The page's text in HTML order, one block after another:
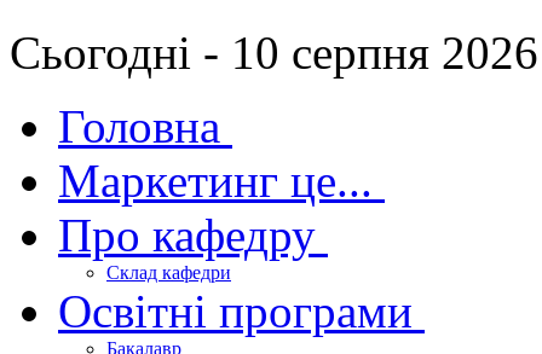
Сьогодні - 10 серпня
Головна
Маркетинг це...
Про кафедру
Склад кафедри
Освітні програми
Бакалавр